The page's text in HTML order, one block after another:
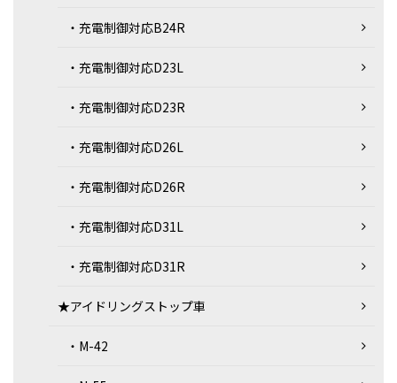
・充電制御対応B24R
・充電制御対応D23L
・充電制御対応D23R
・充電制御対応D26L
・充電制御対応D26R
・充電制御対応D31L
・充電制御対応D31R
★アイドリングストップ車
・M-42